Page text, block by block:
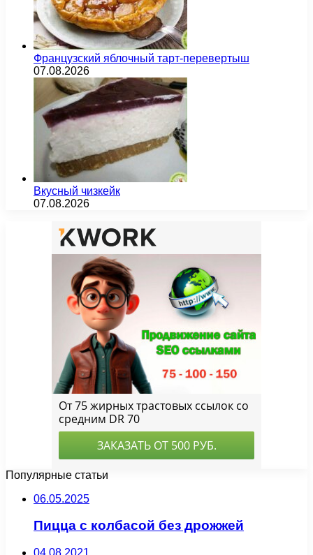
Французский яблочный тарт-перевертыш
07.08.2026
Вкусный чизкейк
07.08.2026
Популярные статьи
06.05.2025
Пицца с колбасой без дрожжей
04.08.2021